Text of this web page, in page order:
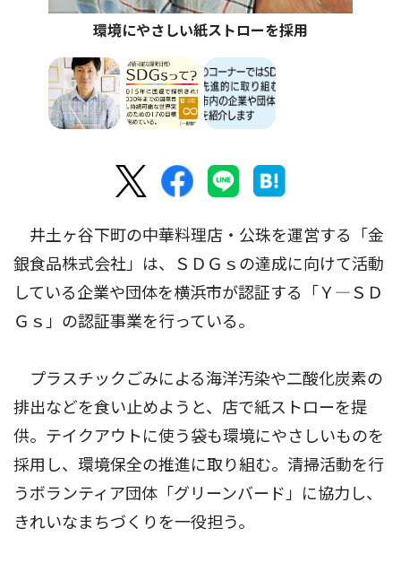
環境にやさしい紙ストローを採用
井土ヶ谷下町の中華料理店・公珠を運営する「金
銀食品株式会社」は、ＳＤＧｓの達成に向けて活動
している企業や団体を横浜市が認証する「Ｙ―ＳＤ
Ｇｓ」の認証事業を行っている。
プラスチックごみによる海洋汚染や二酸化炭素の
排出などを食い止めようと、店で紙ストローを提
供。テイクアウトに使う袋も環境にやさしいものを
採用し、環境保全の推進に取り組む。清掃活動を行
うボランティア団体「グリーンバード」に協力し、
きれいなまちづくりを一役担う。